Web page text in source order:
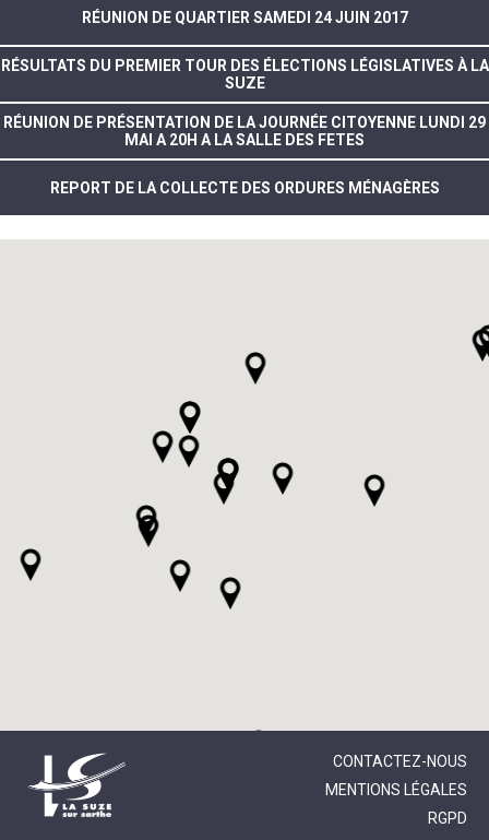
RÉUNION DE QUARTIER SAMEDI 24 JUIN 2017
RÉSULTATS DU PREMIER TOUR DES ÉLECTIONS LÉGISLATIVES À LA
SUZE
RÉUNION DE PRÉSENTATION DE LA JOURNÉE CITOYENNE LUNDI 29
MAI A 20H A LA SALLE DES FETES
REPORT DE LA COLLECTE DES ORDURES MÉNAGÈRES
CONTACTEZ-NOUS
MENTIONS LÉGALES
RGPD